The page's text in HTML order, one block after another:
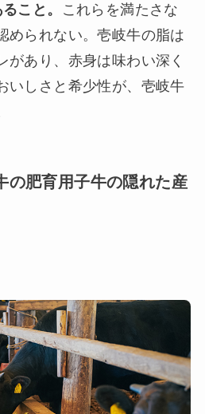
こと。
これらを満たさな
められない。壱岐牛の脂は
があり、赤身は味わい深く
いしさと希少性が、壱岐牛
の肥育用子牛の隠れた産